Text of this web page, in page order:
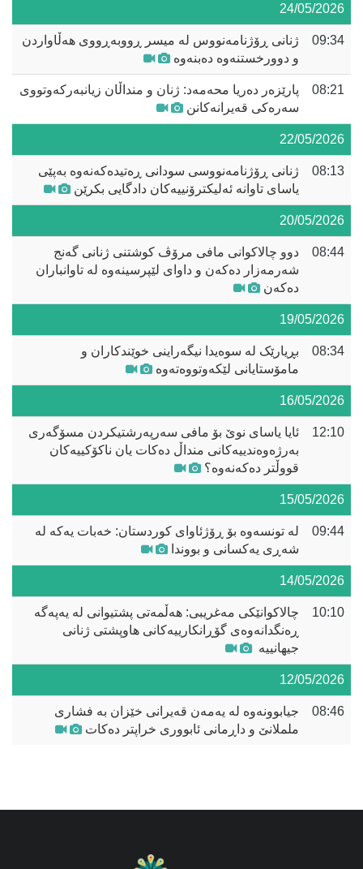
24/05/2026
09:34
ژنانی ڕۆژنامەنووس لە میسر ڕووبەڕووی هەڵاواردن
و دوورخستنەوە دەبنەوە
08:21
پارێزەر دەریا محەمەد: ژنان و منداڵان زیانبەرکەوتووی
سەرەکی قەیرانەکانن
22/05/2026
08:13
ژنانی ڕۆژنامەنووسی سودانی ڕەتیدەکەنەوە بەپێی
یاسای تاوانە ئەلیکترۆنییەکان دادگایی بکرێن
20/05/2026
08:44
دوو چالاکوانی مافی مرۆڤ کوشتنی ژنانی گەنج
شەرمەزار دەکەن و داوای لێپرسینەوە لە تاوانباران
دەکەن
19/05/2026
08:34
بڕیارێک لە سوەیدا نیگەراینی خوێندکاران و
مامۆستایانی لێکەوتووەتەوە
16/05/2026
12:10
ئایا یاسای نوێ بۆ مافی سەرپەرشتیکردن مسۆگەری
بەرژەوەندییەکانی منداڵ دەکات یان ناکۆکییەکان
قووڵتر دەکەنەوە؟
15/05/2026
09:44
لە تونسەوە بۆ ڕۆژئاوای کوردستان: خەبات یەکە لە
شەڕی یەکسانی و بووندا
14/05/2026
10:10
چالاکوانێکی مەغریبی: هەڵمەتی پشتیوانی لە یەپەگە
ڕەنگدانەوەی گۆڕانکارییەکانی هاوپشتی ژنانی
جیهانییە
12/05/2026
08:46
جیابوونەوە لە یەمەن قەیرانی خێزان بە فشاری
ململانێ و داڕمانی ئابووری خراپتر دەکات